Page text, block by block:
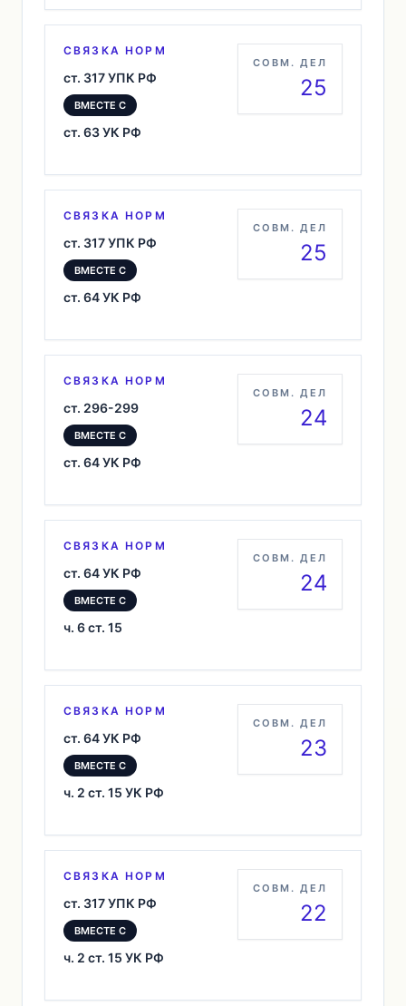
СВЯЗКА НОРМ
ст. 317 УПК РФ
ВМЕСТЕ С
ст. 63 УК РФ
СОВМ. ДЕЛ
25
СВЯЗКА НОРМ
ст. 317 УПК РФ
ВМЕСТЕ С
ст. 64 УК РФ
СОВМ. ДЕЛ
25
СВЯЗКА НОРМ
ст. 296-299
ВМЕСТЕ С
ст. 64 УК РФ
СОВМ. ДЕЛ
24
СВЯЗКА НОРМ
ст. 64 УК РФ
ВМЕСТЕ С
ч. 6 ст. 15
СОВМ. ДЕЛ
24
СВЯЗКА НОРМ
ст. 64 УК РФ
ВМЕСТЕ С
ч. 2 ст. 15 УК РФ
СОВМ. ДЕЛ
23
СВЯЗКА НОРМ
ст. 317 УПК РФ
ВМЕСТЕ С
ч. 2 ст. 15 УК РФ
СОВМ. ДЕЛ
22